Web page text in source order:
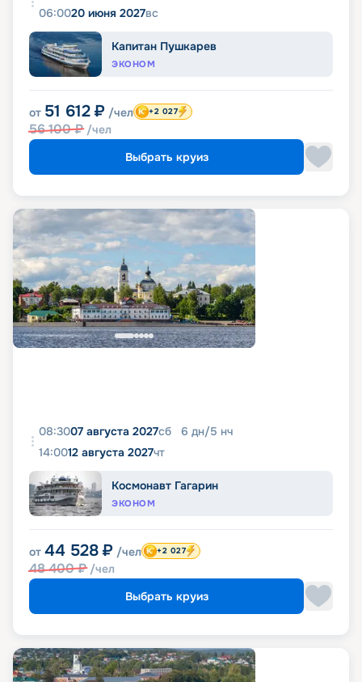
06:0020 июня 2027вс
Капитан Пушкарев
ЭКОНОМ
от 51 612 ₽ /чел
56 100₽ /чел
+2 027
Выбрать круиз
08:3007 августа 2027сб 6 дн/5 нч
14:0012 августа 2027чт
Космонавт Гагарин
ЭКОНОМ
от 44 528 ₽ /чел
48 400₽ /чел
+2 027
Выбрать круиз